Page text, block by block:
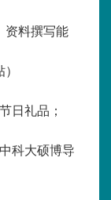
资料撰写能
日礼品；
科大硕博导